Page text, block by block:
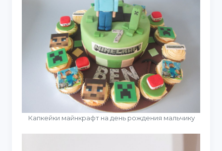
Капкейки майнкрафт на день рождения мальчику